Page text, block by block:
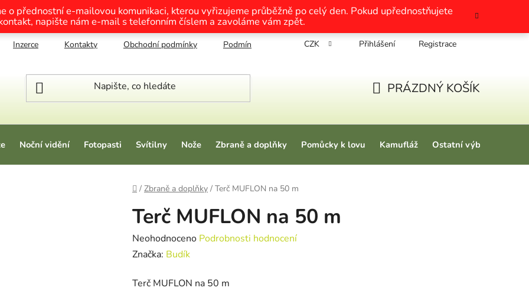
o přednostní e-mailovou komunikaci, kterou vyřizujeme průběžně po celý den. Pokud upřednostňujete
napište nám e-mail s telefonním číslem a zavoláme vám zpět.
Inzerce Kontakty Obchodní podmínky Podmínky ochrany osobních údajů Nákup na splátky
CZK Přihlášení Registrace
PRÁZDNÝ KOŠÍK
Noční vidění Fotopasti Svítilny Nože Zbraně a doplňky Pomůcky k lovu Kamufláž Ostatní výbava
Domů
/ Zbraně a doplňky / Terč MUFLON na 50 m
Terč MUFLON na 50 m
Průměrné hodnocení produktu je 0,0 z 5 hvězdiček.
Neohodnoceno Podrobnosti hodnocení
Značka: Budík
Terč MUFLON na 50 m